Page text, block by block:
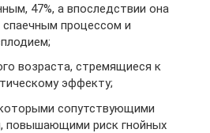
47%, а впоследствии она
спаечным процессом и
возраста, стремящиеся к
эффекту;
сопутствующими
повышающими риск гнойных